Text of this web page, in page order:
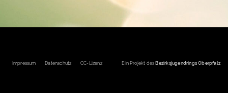
Impressum Datenschutz CC-Lizenz Ein Projekt des Bezirksjugendrings Oberpfalz